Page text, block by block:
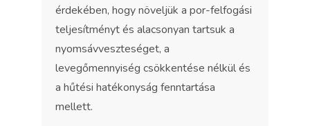
érdekében, hogy növeljük a por-felfogási
teljesítményt és alacsonyan tartsuk a
nyomsávveszteséget, a
levegőmennyiség csökkentése nélkül és
a hűtési hatékonyság fenntartása
mellett.